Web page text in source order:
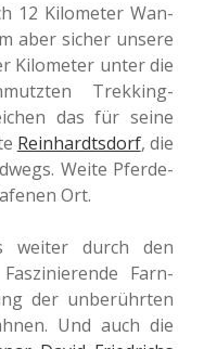
12 Kilo­me­ter Wan­
aber sicher unsere
Kilo­me­ter unter die
Trek­king-
das für seine
Rein­hardts­dorf, die
Weite Pfer­de­
Ort.
weiter durch den
Farn­
der unbe­rühr­ten
Und auch die